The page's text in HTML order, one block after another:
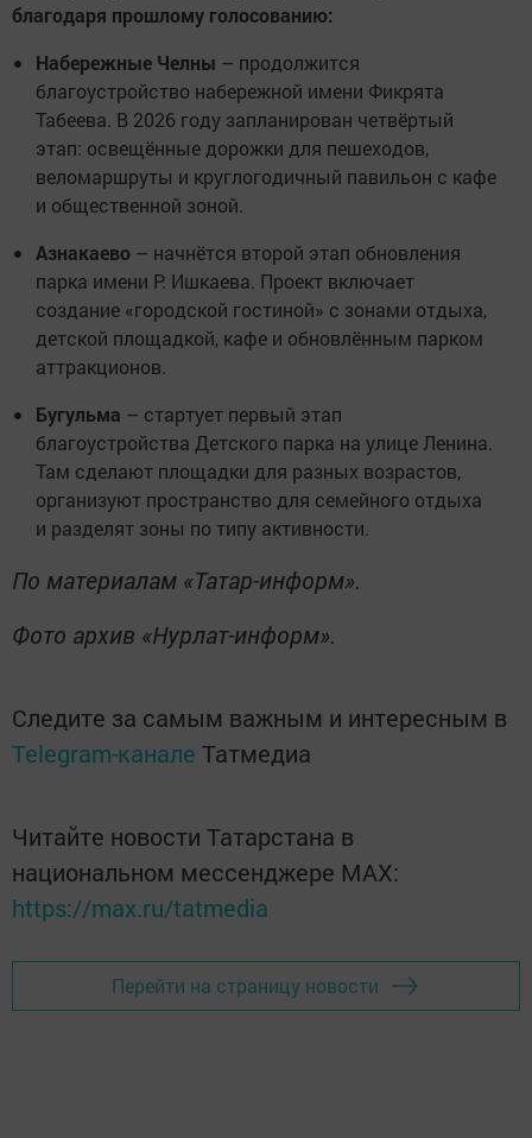
благодаря прошлому голосованию:
Набережные Челны – продолжится
благоустройство набережной имени Фикрята
Табеева. В 2026 году запланирован четвёртый
этап: освещённые дорожки для пешеходов,
веломаршруты и круглогодичный павильон с кафе
и общественной зоной.
Азнакаево – начнётся второй этап обновления
парка имени Р. Ишкаева. Проект включает
создание «городской гостиной» с зонами отдыха,
детской площадкой, кафе и обновлённым парком
аттракционов.
Бугульма – стартует первый этап
благоустройства Детского парка на улице Ленина.
Там сделают площадки для разных возрастов,
организуют пространство для семейного отдыха
и разделят зоны по типу активности.
По материалам «Татар-информ».
Фото архив «Нурлат-информ».
Следите за самым важным и интересным в
Telegram-канале Татмедиа
Читайте новости Татарстана в
национальном мессенджере MАХ:
https://max.ru/tatmedia
Перейти на страницу новости